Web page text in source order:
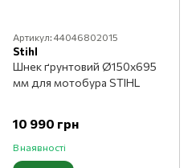
Артикул: 44046802015
Stihl
Шнек ґрунтовий Ø150x695
мм для мотобура STIHL
10 990 грн
В наявності